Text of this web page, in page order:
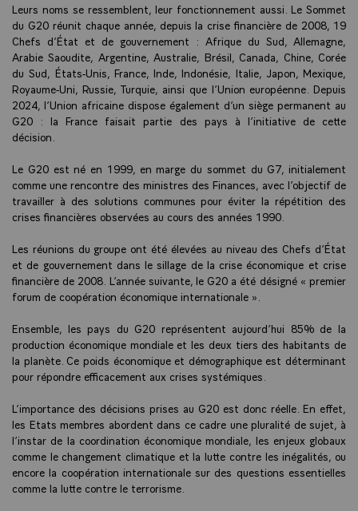
Leurs noms se ressemblent, leur fonctionnement aussi. Le Sommet
du G20 réunit chaque année, depuis la crise financière de 2008, 19
Chefs d’État et de gouvernement : Afrique du Sud, Allemagne,
Arabie Saoudite, Argentine, Australie, Brésil, Canada, Chine, Corée
du Sud, États-Unis, France, Inde, Indonésie, Italie, Japon, Mexique,
Royaume-Uni, Russie, Turquie, ainsi que l’Union européenne. Depuis
2024, l’Union africaine dispose également d’un siège permanent au
G20 : la France faisait partie des pays à l’initiative de cette
décision.
Le G20 est né en 1999, en marge du sommet du G7, initialement
comme une rencontre des ministres des Finances, avec l’objectif de
travailler à des solutions communes pour éviter la répétition des
crises financières observées au cours des années 1990.
Les réunions du groupe ont été élevées au niveau des Chefs d’État
et de gouvernement dans le sillage de la crise économique et crise
financière de 2008. L’année suivante, le G20 a été désigné « premier
forum de coopération économique internationale ».
Ensemble, les pays du G20 représentent aujourd’hui 85% de la
production économique mondiale et les deux tiers des habitants de
la planète. Ce poids économique et démographique est déterminant
pour répondre efficacement aux crises systémiques.
L’importance des décisions prises au G20 est donc réelle. En effet,
les Etats membres abordent dans ce cadre une pluralité de sujet, à
l’instar de la coordination économique mondiale, les enjeux globaux
comme le changement climatique et la lutte contre les inégalités, ou
encore la coopération internationale sur des questions essentielles
comme la lutte contre le terrorisme.